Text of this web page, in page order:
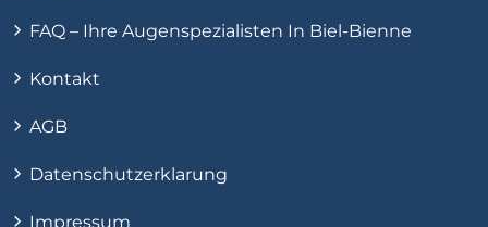
FAQ – Ihre Augenspezialisten In Biel-Bienne
Kontakt
AGB
Datenschutzerklarung
Impressum